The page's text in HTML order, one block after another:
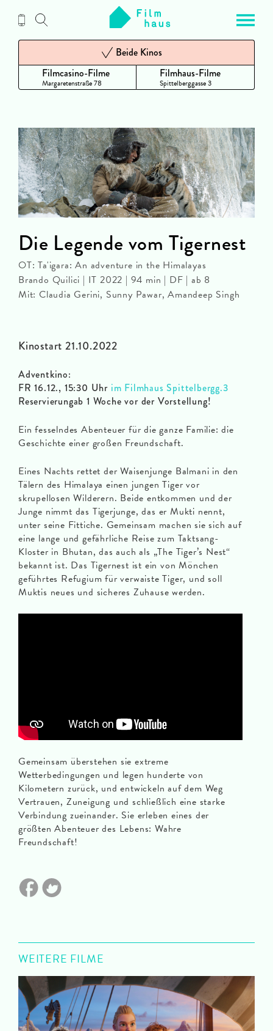
Inhalt
Filmcasino-Filme
Margaretenstraße 78
Beide Kinos
Filmhaus-Filme
Spittelberggasse 3
Kinostart 21.10.2022
Adventkino:
FR 16.12., 15:30 Uhr im Filmhaus Spittelbergg.3
Reservierungab 1 Woche vor der Vorstellung!
Ein fesselndes Abenteuer für die ganze Familie: die
Geschichte einer großen Freundschaft.
Eines Nachts rettet der Waisenjunge Balmani in den
Tälern des Himalaya einen jungen Tiger vor
skrupellosen Wilderern. Beide entkommen und der
Junge nimmt das Tigerjunge, das er Mukti nennt,
unter seine Fittiche. Gemeinsam machen sie sich auf
eine lange und gefährliche Reise zum Taktsang-
Kloster in Bhutan, das auch als „The Tiger’s Nest“
bekannt ist. Das Tigernest ist ein von Mönchen
geführtes Refugium für verwaiste Tiger, und soll
Muktis neues und sicheres Zuhause werden.
Gemeinsam überstehen sie extreme
Wetterbedingungen und legen hunderte von
Kilometern zurück, und entwickeln auf dem Weg
Vertrauen, Zuneigung und schließlich eine starke
Verbindung zueinander. Sie erleben eines der
größten Abenteuer des Lebens: Wahre
Freundschaft!
Die Legende vom Tigernest
OT: Ta'igara: An adventure in the Himalayas
Brando Quilici | IT 2022 | 94 min | DF | ab 8
Mit: Claudia Gerini, Sunny Pawar, Amandeep Singh
WEITERE FILME